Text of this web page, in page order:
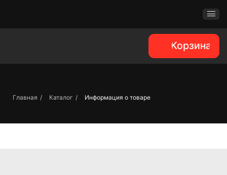
Главная / Каталог / Информация о товаре